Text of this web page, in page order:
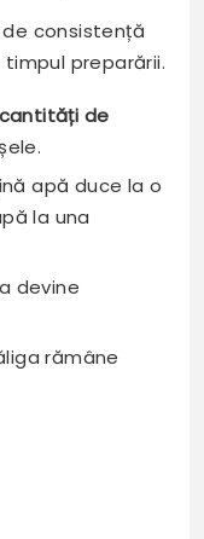
consistență
preparării.
de
apă duce la o
la una
devine
rămâne